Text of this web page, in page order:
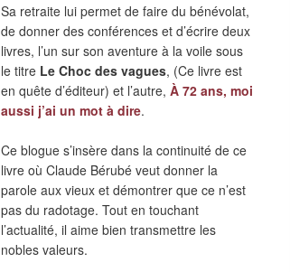
Sa retraite lui permet de faire du bénévolat,
de donner des conférences et d’écrire deux
livres, l’un sur son aventure à la voile sous
le titre Le Choc des vagues, (Ce livre est
en quête d’éditeur) et l’autre, À 72 ans, moi
aussi j’ai un mot à dire.
Ce blogue s’insère dans la continuité de ce
livre où Claude Bérubé veut donner la
parole aux vieux et démontrer que ce n’est
pas du radotage. Tout en touchant
l’actualité, il aime bien transmettre les
nobles valeurs.